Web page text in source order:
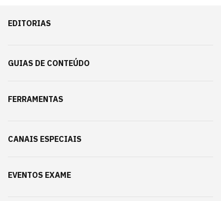
EDITORIAS
GUIAS DE CONTEÚDO
FERRAMENTAS
CANAIS ESPECIAIS
EVENTOS EXAME